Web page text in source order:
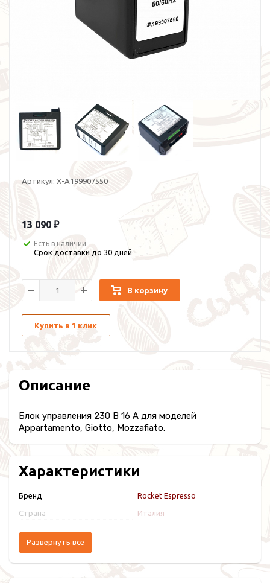
Артикул: X-A199907550
13 090 ₽
Есть в наличии
Срок доставки до 30 дней
В корзину
Купить в 1 клик
Описание
Блок управления 230 В 16 А для моделей
Appartamento, Giotto, Mozzafiato.
Характеристики
Бренд Rocket Espresso
Страна Италия
Развернуть все